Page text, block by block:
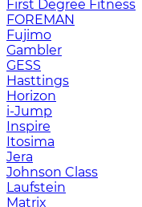
First Degree Fitness
FOREMAN
Fujimo
Gambler
GESS
Hasttings
Horizon
i-Jump
Inspire
Itosima
Jera
Johnson Class
Laufstein
Matrix